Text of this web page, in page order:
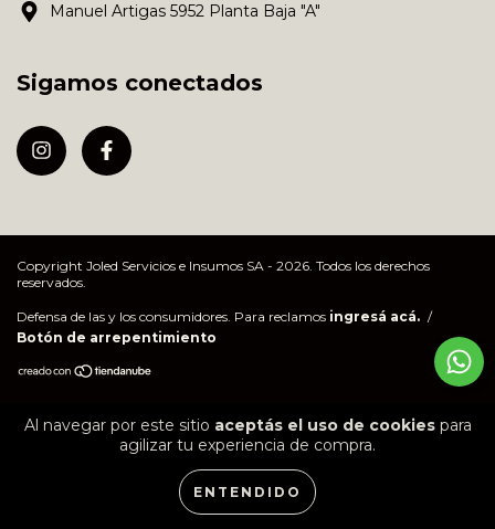
Al navegar por este sitio aceptás el uso de cookiespara
agilizar tu experiencia de compra.
ENTENDIDO
Manuel Artigas 5952 Planta Baja "A"
Sigamos conectados
Copyright Joled Servicios e Insumos SA - 2026. Todos los derechos
reservados.
Defensa de las y los consumidores. Para reclamos ingresá acá. /
Botón de arrepentimiento